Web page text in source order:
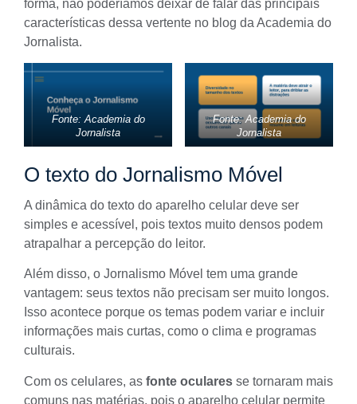
forma, não poderíamos deixar de falar das principais
características dessa vertente no blog da Academia do
Jornalista.
Fonte: Academia do
Jornalista
Fonte: Academia do
Jornalista
O texto do Jornalismo Móvel
A dinâmica do texto do aparelho celular deve ser
simples e acessível, pois textos muito densos podem
atrapalhar a percepção do leitor.
Além disso, o Jornalismo Móvel tem uma grande
vantagem: seus textos não precisam ser muito longos.
Isso acontece porque os temas podem variar e incluir
informações mais curtas, como o clima e programas
culturais.
Com os celulares, as fonte oculares se tornaram mais
comuns nas matérias, pois o aparelho celular permite